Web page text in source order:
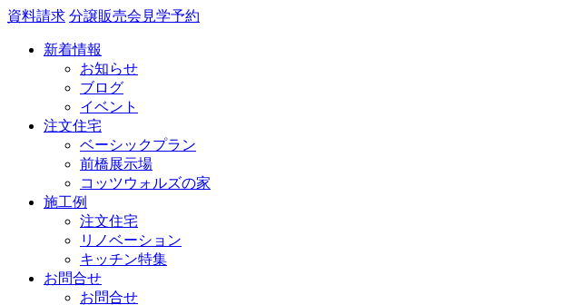
資料請求 分譲販売会見学予約
新着情報
お知らせ
ブログ
イベント
注文住宅
ベーシックプラン
前橋展示場
コッツウォルズの家
施工例
注文住宅
リノベーション
キッチン特集
お問合せ
お問合せ